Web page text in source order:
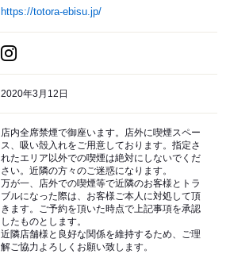
https://totora-ebisu.jp/
2020年3月12日
店内全席禁煙で御座います。店外に喫煙スペー
ス、吸い殻入れをご用意しております。指定さ
れたエリア以外での喫煙は絶対にしないでくだ
さい。近隣の方々のご迷惑になります。
万が一、店外での喫煙等で近隣のお客様とトラ
ブルになった際は、お客様ご本人に対処して頂
きます。ご予約を頂いた時点で上記事項を承認
したものとします。
近隣店舗様と良好な関係を維持するため、ご理
解ご協力よろしくお願い致します。